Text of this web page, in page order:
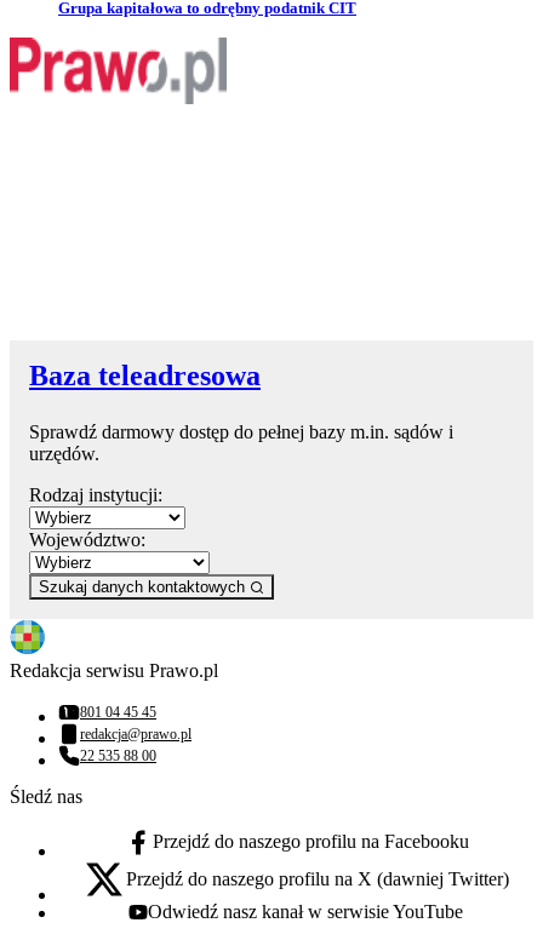
Przejdź do artykułu:
Grupa kapitałowa to odrębny podatnik CIT
Baza teleadresowa
Sprawdź darmowy dostęp do pełnej bazy m.in. sądów i
urzędów.
Rodzaj instytucji:
Województwo:
Szukaj danych kontaktowych
Redakcja serwisu Prawo.pl
Numer telefonu:
801 04 45 45
Adres email:
redakcja@prawo.pl
Numer telefonu:
22 535 88 00
Śledź nas
facebook - otwiera się w nowej karcie
Przejdź do naszego profilu na Facebooku
x - otwiera się w nowej karcie
Przejdź do naszego profilu na X (dawniej Twitter)
youtube - otwiera się w nowej karcie
Odwiedź nasz kanał w serwisie YouTube